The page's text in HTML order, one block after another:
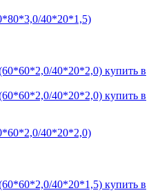
40*20*1,5)
40*20*2,0)